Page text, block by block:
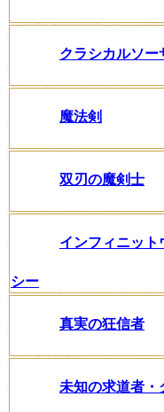
クラシカルソー
魔法剣
双刃の魔剣士
インフィニット
シー
真実の狂信者
未知の求道者・